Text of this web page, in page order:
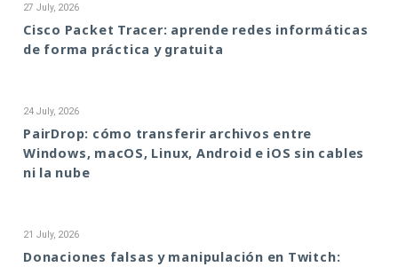
27 July, 2026
Cisco Packet Tracer: aprende redes informáticas
de forma práctica y gratuita
24 July, 2026
PairDrop: cómo transferir archivos entre
Windows, macOS, Linux, Android e iOS sin cables
ni la nube
21 July, 2026
Donaciones falsas y manipulación en Twitch: